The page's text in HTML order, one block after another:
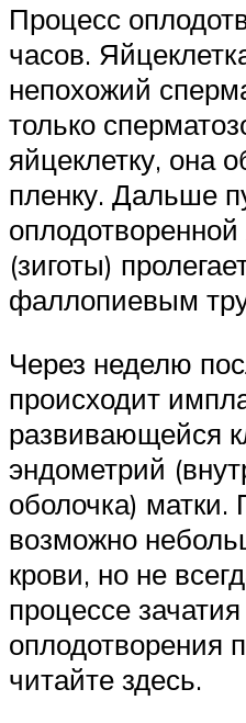
Процесс
часов.
непохожий
только
яйцеклетку, она
пленку. Дальше
оплодотворенной
(зиготы)
фаллопиевым
Через неделю
происходит
развивающейся
эндометрий
оболочка)
возможно
крови, но не
процессе
оплодотворения
читайте здесь.